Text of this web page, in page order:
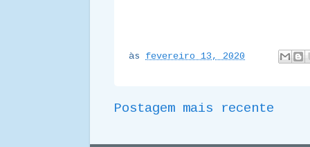
às fevereiro 13, 2020
Postagem mais recente